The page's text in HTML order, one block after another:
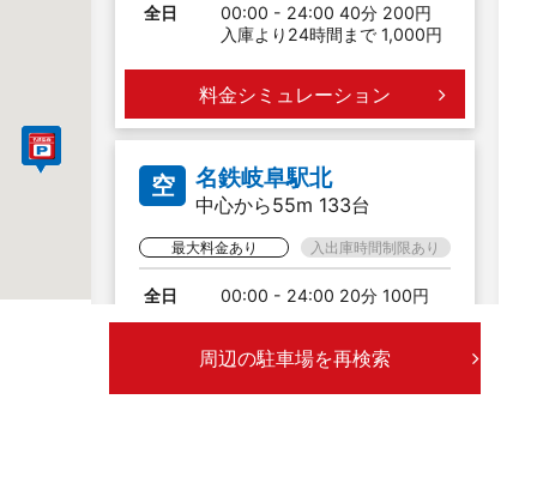
全日
00:00 - 24:00 40分 200円
入庫より24時間まで 1,000円
料金シミュレーション
空 名鉄岐阜駅北
中心から55m 133台
最大料金あり 入出庫時間制限あり
全日
00:00 - 24:00 20分 100円
料金シミュレーション
周辺の駐車場を再検索